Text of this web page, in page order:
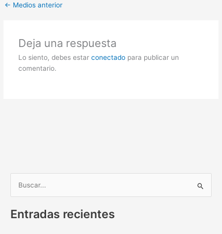
← Medios anterior
Deja una respuesta
Lo siento, debes estar conectadopara publicar un
comentario.
s
Entradas recientes